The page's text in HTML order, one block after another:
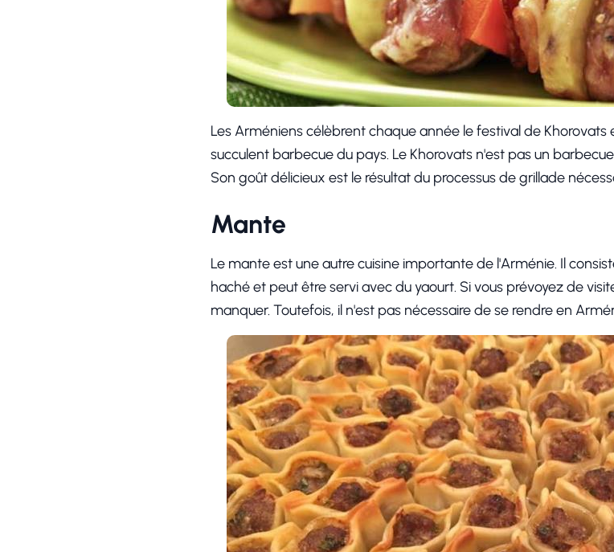
Les Arméniens célèbrent chaque année le festival de
succulent barbecue du pays. Le Khorovats n'est pas un
Son goût délicieux est le résultat du processus de grillade
Mante
Le mante est une autre cuisine importante de l'Arménie. Il
haché et peut être servi avec du yaourt. Si vous prévoyez de
manquer. Toutefois, il n'est pas nécessaire de se rendre en